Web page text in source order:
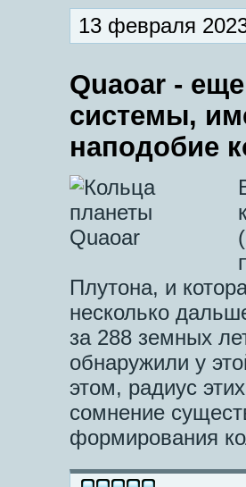
13 февраля
Quaoar -
системы,
наподобие
Плутона, и
несколько
за 288 земных
обнаружили у
этом, радиус
сомнение
формирования